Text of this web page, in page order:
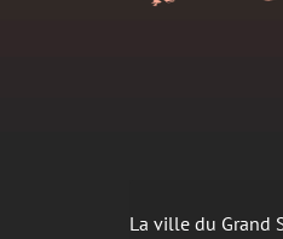
La ville du Grand